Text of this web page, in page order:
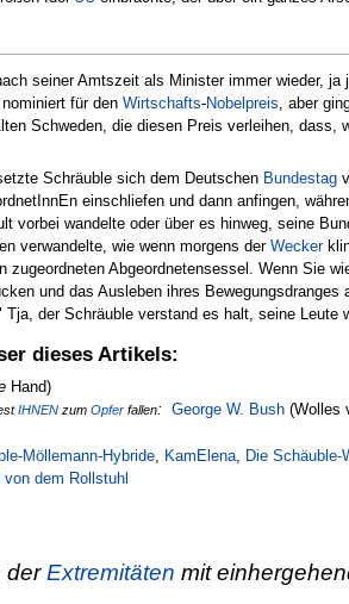
seiner Amtszeit als Minister immer wieder,
für den Wirtschafts-Nobelpreis , aber
Schweden, die diesen Preis verleihen, dass,
Schräuble sich dem Deutschen Bundestag
einschliefen und dann anfingen,
vorbei wandelte oder über es hinweg, seine
verwandelte, wie wenn morgens der Wecker
zugeordneten Abgeordnetensessel. Wenn Sie
und das Ausleben ihres
der Schräuble verstand es halt, seine Leute
dieses Artikels:
Hand)
IHNEN zum Opfer fallen: George W. Bush (Wolles
Möllemann-Hybride KamElena
Die Schäuble-
von dem Rollstuhl
derExtremitäten mit